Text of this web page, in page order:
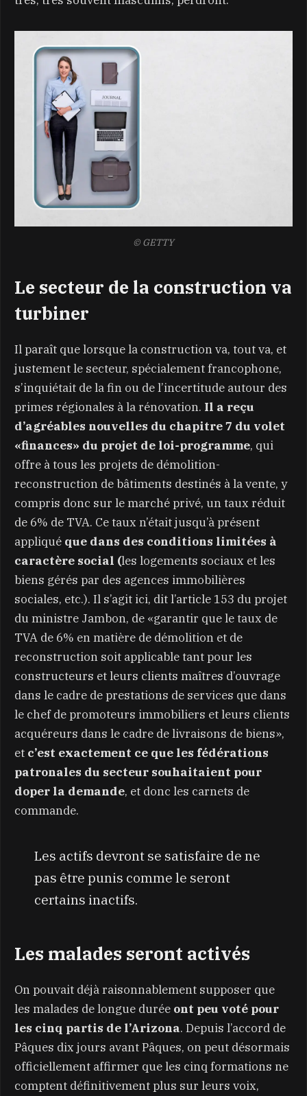
© GETTY
Le secteur de la construction va
turbiner
Il paraît que lorsque la construction va, tout va, et
justement le secteur, spécialement francophone,
s’inquiétait de la fin ou de l’incertitude autour des
primes régionales à la rénovation. Il a reçu
d’agréables nouvelles du chapitre 7 du volet
«finances» du projet de loi-programme, qui
offre à tous les projets de démolition-
reconstruction de bâtiments destinés à la vente, y
compris donc sur le marché privé, un taux réduit
de 6% de TVA. Ce taux n’était jusqu’à présent
appliqué que dans des conditions limitées à
caractère social (les logements sociaux et les
biens gérés par des agences immobilières
sociales, etc.). Il s’agit ici, dit l’article 153 du projet
du ministre Jambon, de «garantir que le taux de
TVA de 6% en matière de démolition et de
reconstruction soit applicable tant pour les
constructeurs et leurs clients maîtres d’ouvrage
dans le cadre de prestations de services que dans
le chef de promoteurs immobiliers et leurs clients
acquéreurs dans le cadre de livraisons de biens»,
et c’est exactement ce que les fédérations
patronales du secteur souhaitaient pour
doper la demande, et donc les carnets de
commande.
Les actifs devront se satisfaire de ne
pas être punis comme le seront
certains inactifs.
Les malades seront activés
On pouvait déjà raisonnablement supposer que
les malades de longue durée ont peu voté pour
les cinq partis de l’Arizona. Depuis l’accord de
Pâques dix jours avant Pâques, on peut désormais
officiellement affirmer que les cinq formations ne
comptent définitivement plus sur leurs voix,